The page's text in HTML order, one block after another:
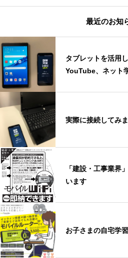
最近のお知
タブレットを活用
YouTube、ネット
実際に接続してみ
「建設・工事業界
います
お子さまの自宅学習